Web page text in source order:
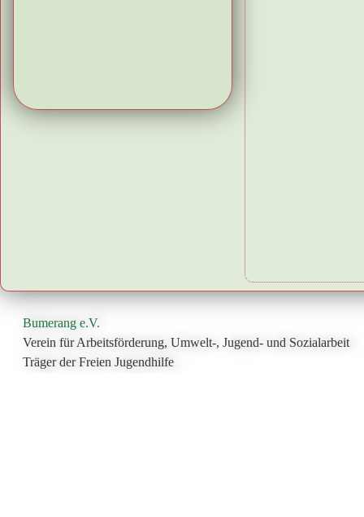
Bumerang e.V.
Verein für Arbeitsförderung, Umwelt-, Jugend- und Sozialarbeit
Träger der Freien Jugendhilfe